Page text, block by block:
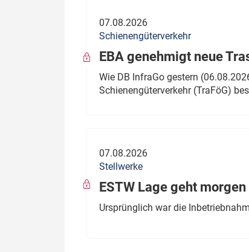
Politik
Verbände: Wer spricht für
wen?
Thema des Monats
Dossier: Generalsanierung
Dossier: ETCS
ÖPNV
07.08.2026
Schienengüterverkehr
EBA genehmigt neue
Wie DB InfraGo gestern
Schienengüterverkehr (TraFöG)
07.08.2026
Stellwerke
ESTW Lage geht
Ursprünglich war die